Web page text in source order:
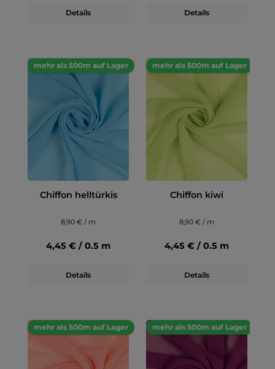
Details Details
mehr als 500m auf Lager
Chiffon helltürkis
8,90 € / m
4,45 € / 0.5 m
Details
mehr als 500m auf Lager
Chiffon kiwi
8,90 € / m
4,45 € / 0.5 m
Details
mehr als 500m auf Lager mehr als 500m auf Lager